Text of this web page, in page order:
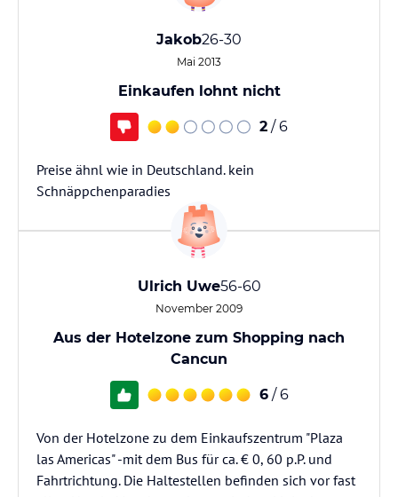
Jakob26-30
Mai 2013
Einkaufen lohnt nicht
2 / 6
Preise ähnl wie in Deutschland. kein
Schnäppchenparadies
Ulrich Uwe56-60
November 2009
Aus der Hotelzone zum Shopping nach
Cancun
6 / 6
Von der Hotelzone zu dem Einkaufszentrum "Plaza
las Americas" -mit dem Bus für ca. € 0, 60 p.P. und
Fahrtrichtung. Die Haltestellen befinden sich vor fast